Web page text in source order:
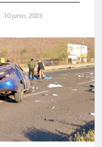
10 junio, 2023